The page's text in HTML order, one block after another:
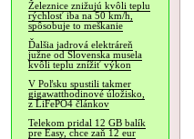
Železnice znižujú kvôli teplu
rýchlosť iba na 50 km/h,
spôsobuje to meškanie
Ďalšia jadrová elektráreň
južne od Slovenska musela
kvôli teplu znížiť výkon
V Poľsku spustili takmer
gigawatthodinové úložisko,
z LiFePO4 článkov
Telekom pridal 12 GB balík
pre Easy, chce zaň 12 eur